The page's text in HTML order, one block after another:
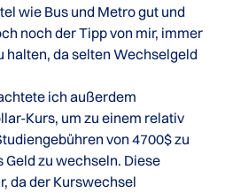
wie Bus und Metro gut und
noch der Tipp von mir, immer
halten, da selten Wechselgeld
ich außerdem
Kurs, um zu einem relativ
von 4700$ zu
zu wechseln. Diese
da der Kurswechsel